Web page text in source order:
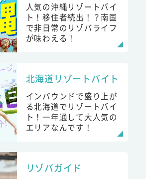
人気の沖縄リゾートバイ
ト！移住者続出！？南国
で非日常のリゾバライフ
が味わえる！
北海道リゾートバイト
インバウンドで盛り上が
る北海道でリゾートバイ
ト！一年通して大人気の
エリアなんです！
リゾバガイド